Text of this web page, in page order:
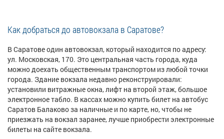
Как добраться до автовокзала в Саратове?
В Саратове один автовокзал, который находится по адресу:
ул. Московская, 170. Это центральная часть города, куда
можно доехать общественным транспортом из любой точки
города. Здание вокзала недавно реконструировали:
установили витражные окна, лифт на второй этаж, большое
электронное табло. В кассах можно купить билет на автобус
Саратов Балаково за наличные и по карте, но, чтобы не
приезжать на вокзал заранее, лучше приобрести электронные
билеты на сайте вокзала.